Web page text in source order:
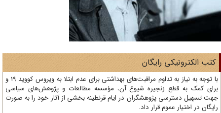
الکترونیکی رایگان
با توجه به نیاز به تداوم مراقبت‌های بهداشتی برای عدم ابتلا به ویروس کووید 19 و
کمک به قطع زنجیره شیوع آن، مؤسسه مطالعات و پژوهش‌های سیاسی
تسهیل دسترسی پژوهشگران در ایام قرنطینه بخشی از آثار خود را به صورت
در اختیار عموم قرار داد.